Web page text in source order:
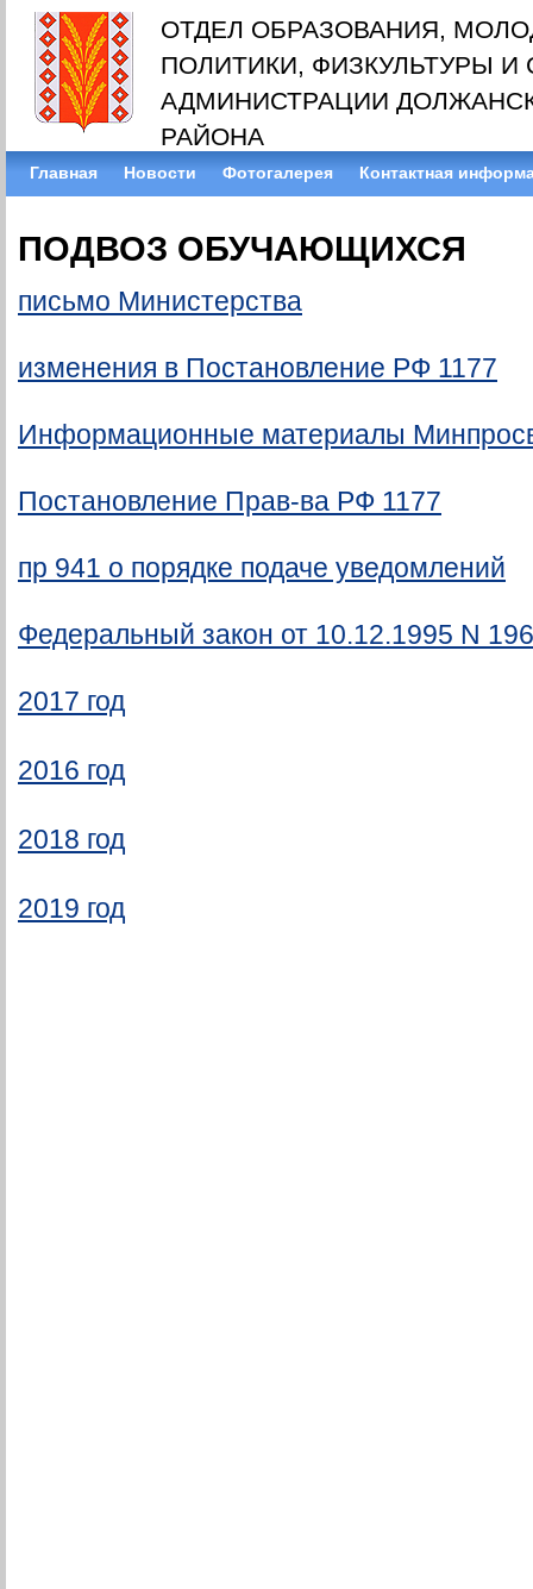
ОТДЕЛ ОБРАЗОВАНИЯ,
ПОЛИТИКИ, ФИЗКУЛЬТУРЫ И
АДМИНИСТРАЦИИ
РАЙОНА
Главная Новости Фотогалерея Контактная
ПОДВОЗ ОБУЧАЮЩИХСЯ
письмо Министерства
изменения в Постановление РФ 1177
Информационные материалы
Постановление Прав-ва РФ 1177
пр 941 о порядке подаче уведомлений
Федеральный закон от 10.12.1995 N
2017 год
2016 год
2018 год
2019 год